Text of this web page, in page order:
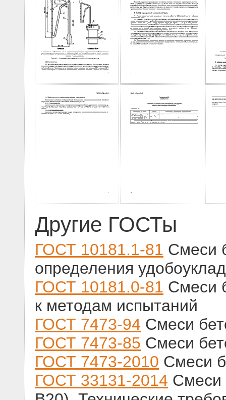
Другие ГОСТы
ГОСТ 10181.1-81 Смеси
определения
ГОСТ 10181.0-81 Смеси
к методам испытаний
ГОСТ 7473-94 Смеси
ГОСТ 7473-85 Смеси
ГОСТ 7473-2010 Смеси
ГОСТ 33131-2014 Смеси